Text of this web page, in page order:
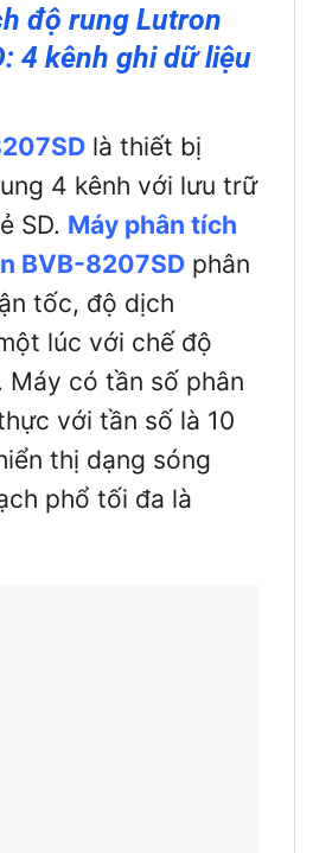
độ rung Lutron
4 kênh ghi dữ liệu
là thiết bị
4 kênh với lưu trữ
SD. Máy phân tích
BVB-8207SD phân
tốc, độ dịch
lúc với chế độ
Máy có tần số phân
với tần số là 10
thị dạng sóng
phổ tối đa là